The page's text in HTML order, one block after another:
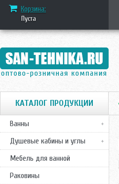
Корзина:
Пуста
КАТАЛОГ ПРОДУКЦИИ
Ванны
Душевые кабины и углы
Мебель для ванной
Раковины